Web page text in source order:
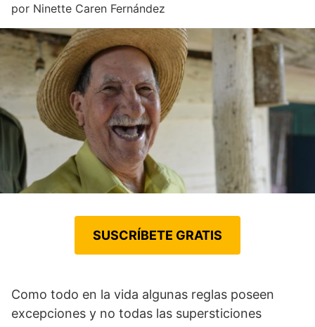
por Ninette Caren Fernández
SUSCRÍBETE GRATIS
Como todo en la vida algunas reglas poseen
excepciones y no todas las supersticiones